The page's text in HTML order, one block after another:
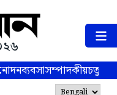
ব্যবসাসম্পাদকীয়